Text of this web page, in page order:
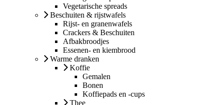
Vegetarische spreads
Beschuiten & rijstwafels
Rijst- en granenwafels
Crackers & Beschuiten
Afbakbroodjes
Essenen- en kiembrood
Warme dranken
Koffie
Gemalen
Bonen
Koffiepads en -cups
Thee